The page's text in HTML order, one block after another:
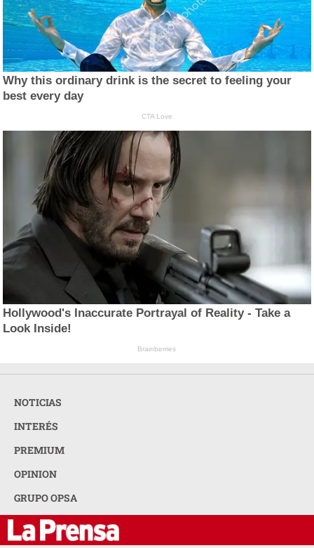
Why this ordinary drink is the secret to feeling your
best every day
CTA Love
Hollywood's Inaccurate Portrayal of Reality - Take a
Look Inside!
Brainberries
NOTICIAS
INTERÉS
PREMIUM
OPINION
GRUPO OPSA